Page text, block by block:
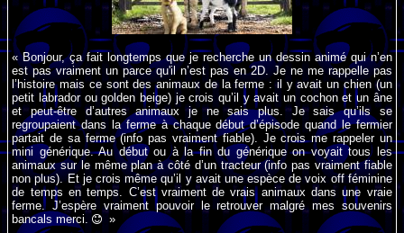
« Bonjour, ça fait longtemps que je recherche un dessin animé qui n’en
est pas vraiment un parce qu'il n’est pas en 2D. Je ne me rappelle pas
l’histoire mais ce sont des animaux de la ferme : il y avait un chien (un
petit labrador ou golden beige) je crois qu’il y avait un cochon et un âne
et peut-être d’autres animaux je ne sais plus. Je sais qu’ils se
regroupaient dans la ferme à chaque début d’épisode quand le fermier
partait de sa ferme (info pas vraiment fiable). Je crois me rappeler un
mini générique. Au début ou à la fin du générique on voyait tous les
animaux sur le même plan à côté d’un tracteur (info pas vraiment fiable
non plus). Et je crois même qu’il y avait une espèce de voix off féminine
de temps en temps. C’est vraiment de vrais animaux dans une vraie
ferme. J’espère vraiment pouvoir le retrouver malgré mes souvenirs
bancals merci.
»